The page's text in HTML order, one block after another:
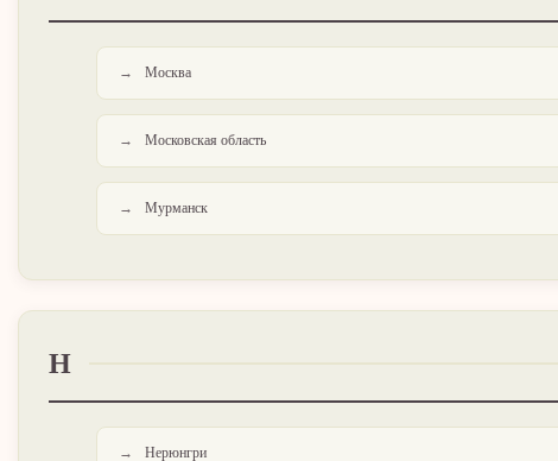
Москва
Московская область
Мурманск
Н
Нерюнгри